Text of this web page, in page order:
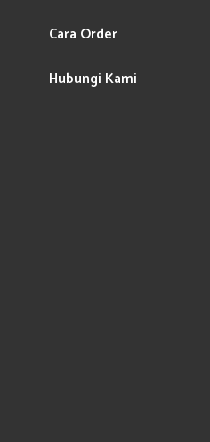
Cara Order
Hubungi Kami